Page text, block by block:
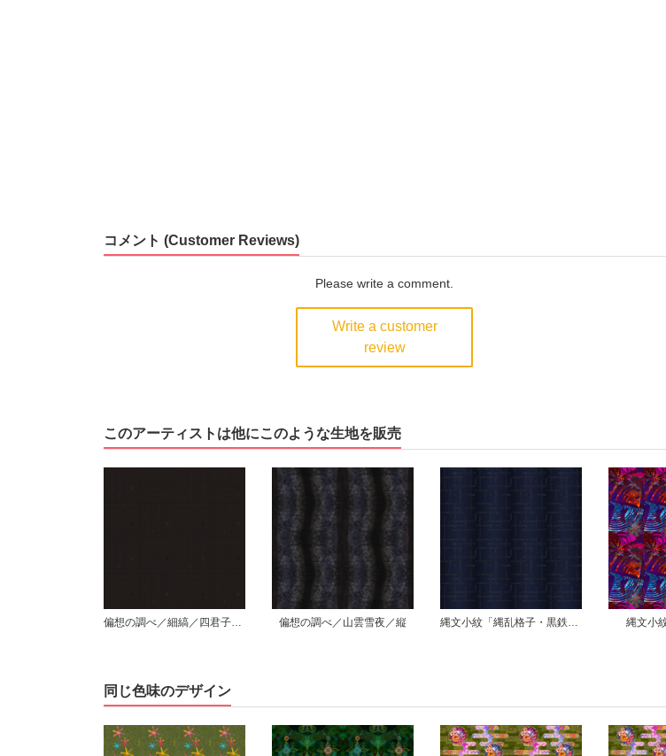
コメント (Customer Reviews)
Please write a comment.
Write a customer
review
このアーティストは他にこのような生地を販売
偏想の調べ／山雲雪夜／縦 縄文小紋「縄乱格子・黒鉄」鯨尺 縄文小紋「夏波」鯨尺
同じ色味のデザイン